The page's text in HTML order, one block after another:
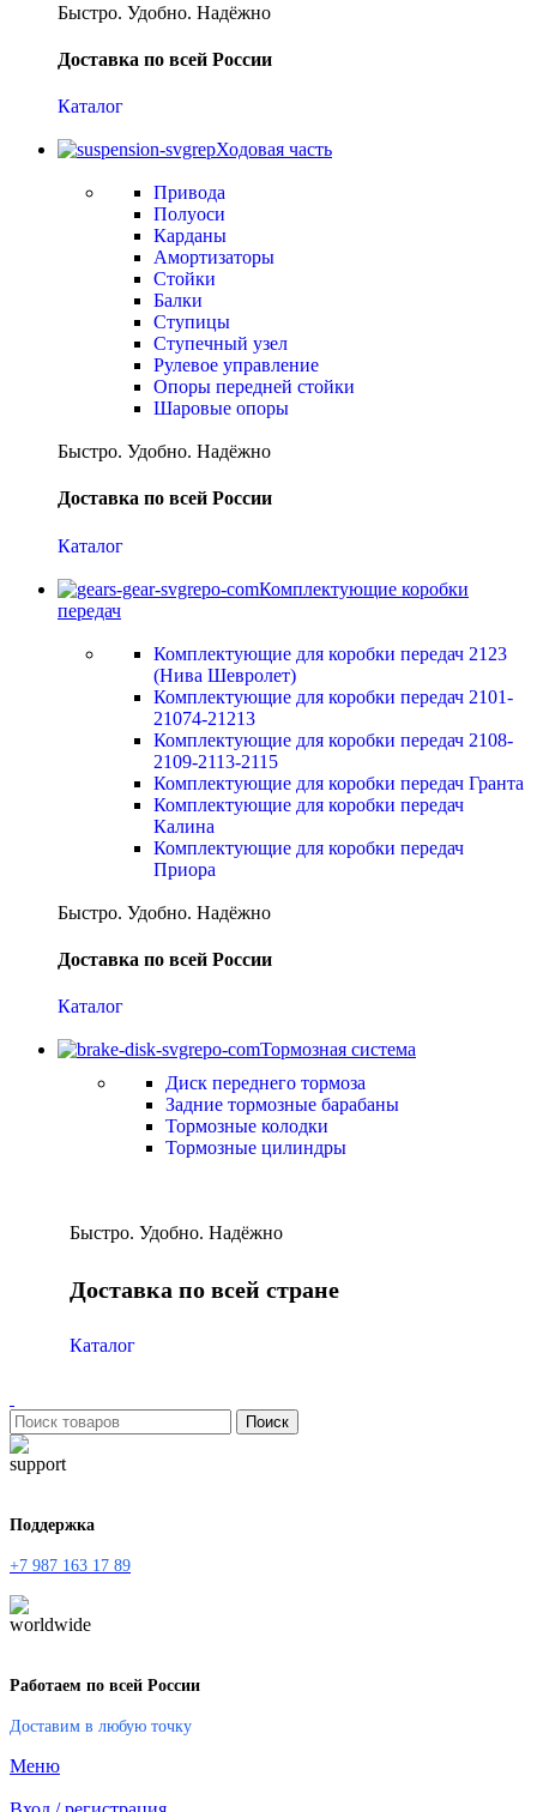
Быстро. Удобно. Надёжно
Доставка по всей России
Каталог
Ходовая часть
Привода
Полуоси
Карданы
Амортизаторы
Стойки
Балки
Ступицы
Ступечный узел
Рулевое управление
Опоры передней стойки
Шаровые опоры
Быстро. Удобно. Надёжно
Доставка по всей России
Каталог
Комплектующие коробки
передач
Комплектующие для коробки передач 2123
(Нива Шевролет)
Комплектующие для коробки передач 2101-
21074-21213
Комплектующие для коробки передач 2108-
2109-2113-2115
Комплектующие для коробки передач Гранта
Комплектующие для коробки передач
Калина
Комплектующие для коробки передач
Приора
Быстро. Удобно. Надёжно
Доставка по всей России
Каталог
Тормозная система
Диск переднего тормоза
Задние тормозные барабаны
Тормозные колодки
Тормозные цилиндры
Быстро. Удобно. Надёжно
Доставка по всей стране
Каталог
Поиск
Поддержка
+7 987 163 17 89
Работаем по всей России
Доставим в любую точку
Меню